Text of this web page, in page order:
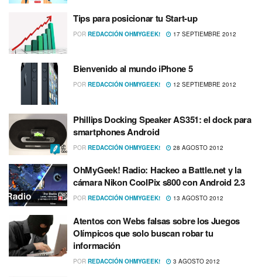
Tips para posicionar tu Start-up
POR REDACCIÓN OHMYGEEK! 17 SEPTIEMBRE 2012
Bienvenido al mundo iPhone 5
POR REDACCIÓN OHMYGEEK! 12 SEPTIEMBRE 2012
Phillips Docking Speaker AS351: el dock para
smartphones Android
POR REDACCIÓN OHMYGEEK! 28 AGOSTO 2012
OhMyGeek! Radio: Hackeo a Battle.net y la
cámara Nikon CoolPix s800 con Android 2.3
POR REDACCIÓN OHMYGEEK! 13 AGOSTO 2012
Atentos con Webs falsas sobre los Juegos
Olí­mpicos que solo buscan robar tu
información
POR REDACCIÓN OHMYGEEK! 3 AGOSTO 2012